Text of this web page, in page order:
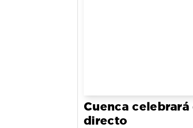
Cuenca
directo